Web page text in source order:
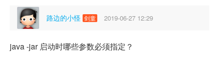
路边的小怪 剑童 2019-06-27 12:29
java -jar 启动时哪些参数必须指定？